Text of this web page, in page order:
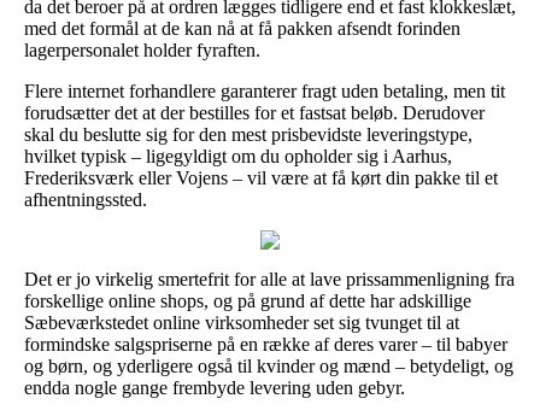
da det beroer på at ordren lægges tidligere end et fast klokkeslæt,
med det formål at de kan nå at få pakken afsendt forinden
lagerpersonalet holder fyraften.
Flere internet forhandlere garanterer fragt uden betaling, men tit
forudsætter det at der bestilles for et fastsat beløb. Derudover
skal du beslutte sig for den mest prisbevidste leveringstype,
hvilket typisk – ligegyldigt om du opholder sig i Aarhus,
Frederiksværk eller Vojens – vil være at få kørt din pakke til et
afhentningssted.
Det er jo virkelig smertefrit for alle at lave prissammenligning fra
forskellige online shops, og på grund af dette har adskillige
Sæbeværkstedet online virksomheder set sig tvunget til at
formindske salgspriserne på en række af deres varer – til babyer
og børn, og yderligere også til kvinder og mænd – betydeligt, og
endda nogle gange frembyde levering uden gebyr.